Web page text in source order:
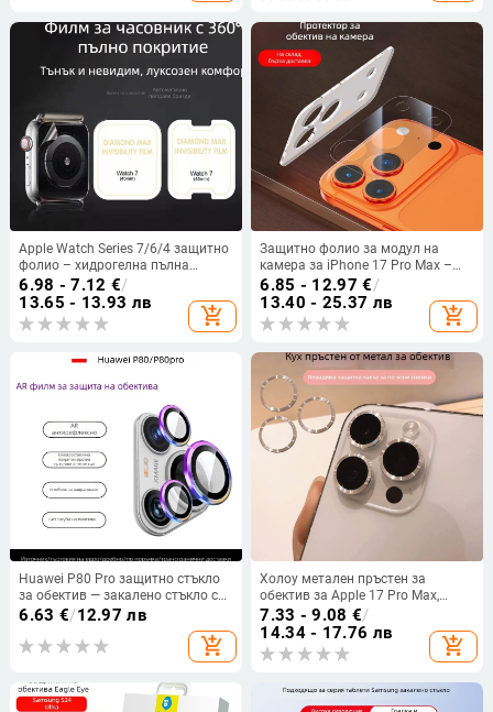
Apple Watch Series 7/6/4 защитно
фолио – хидрогелна пълна
мембрана, HD, анти отпечатъци
6.98 - 7.12 €/
13.65 - 13.93 лв
add_shopping_cart
Защитно фолио за модул на
камера за iPhone 17 Pro Max –
закалено стъкло, всичко в едно
6.85 - 12.97 €/
13.40 - 25.37 лв
add_shopping_cart
Huawei P80 Pro защитно стъкло
за обектив — закалено стъкло с
AR антиотразително покритие
6.63 €/12.97 лв
add_shopping_cart
Холоу метален пръстен за
обектив за Apple 17 Pro Max,
филм за обектива за защита на
задната камера на iPhone 16
7.33 - 9.08 €/
14.34 - 17.76 лв
add_shopping_cart